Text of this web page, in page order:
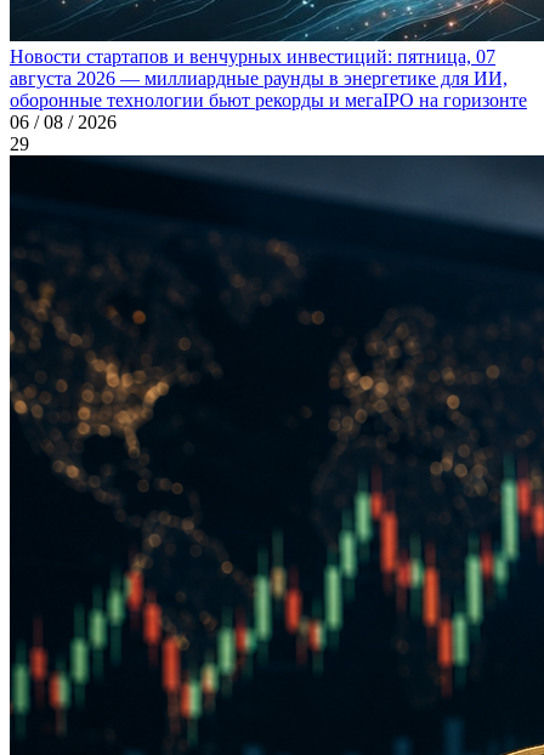
Новости стартапов и венчурных инвестиций: пятница, 07
августа 2026 — миллиардные раунды в энергетике для ИИ,
оборонные технологии бьют рекорды и мегаIPO на горизонте
06 / 08 / 2026
29